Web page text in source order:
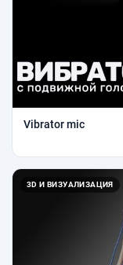
Vibrator mic
3D И ВИЗУАЛИЗАЦИЯ